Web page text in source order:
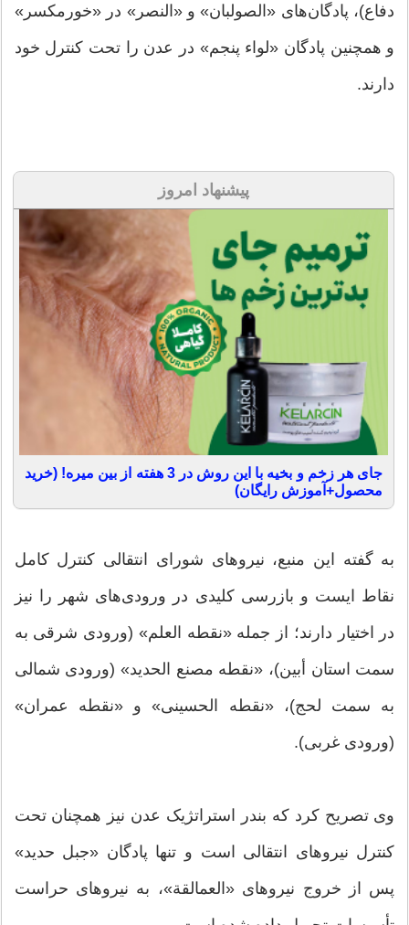
دفاع)، پادگان‌های «الصولبان» و «النصر» در «خورمکسر»
و همچنین پادگان «لواء پنجم» در عدن را تحت کنترل خود
دارند.
پیشنهاد امروز
جای هر زخم و بخیه با این روش در 3 هفته از بین میره! (خرید
محصول+آموزش رایگان)
به گفته این منبع، نیروهای شورای انتقالی کنترل کامل
نقاط ایست و بازرسی کلیدی در ورودی‌های شهر را نیز
در اختیار دارند؛ از جمله «نقطه العلم» (ورودی شرقی به
سمت استان أبین)، «نقطه مصنع الحدید» (ورودی شمالی
به سمت لحج)، «نقطه الحسینی» و «نقطه عمران»
(ورودی غربی).
وی تصریح کرد که بندر استراتژیک عدن نیز همچنان تحت
کنترل نیروهای انتقالی است و تنها پادگان «جبل حدید»
پس از خروج نیروهای «العمالقة»، به نیروهای حراست